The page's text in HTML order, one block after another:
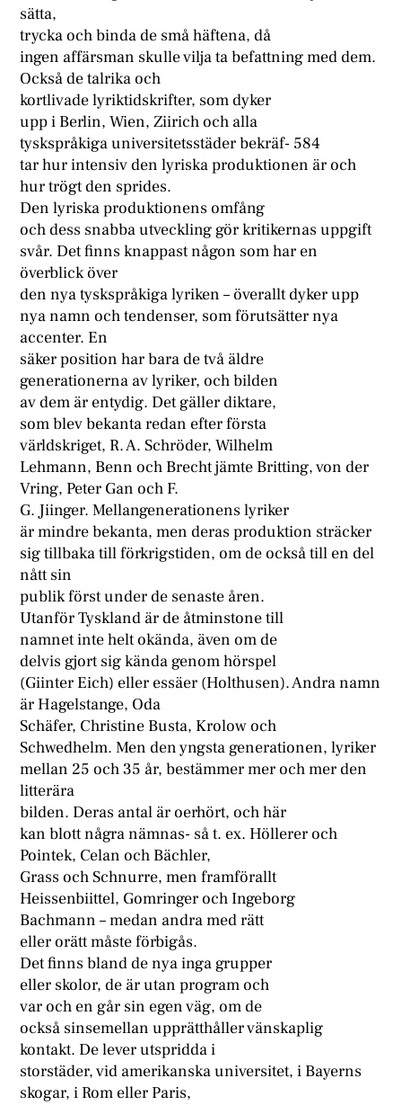
sätta,
trycka och binda de små häftena, då
ingen affärsman skulle vilja ta befattning med dem.
Också de talrika och
kortlivade lyriktidskrifter, som dyker
upp i Berlin, Wien, Ziirich och alla
tyskspråkiga universitetsstäder bekräf- 584
tar hur intensiv den lyriska produktionen är och
hur trögt den sprides.
Den lyriska produktionens omfång
och dess snabba utveckling gör kritikernas uppgift
svår. Det finns knappast någon som har en
överblick över
den nya tyskspråkiga lyriken – överallt dyker upp
nya namn och tendenser, som förutsätter nya
accenter. En
säker position har bara de två äldre
generationerna av lyriker, och bilden
av dem är entydig. Det gäller diktare,
som blev bekanta redan efter första
världskriget, R. A. Schröder, Wilhelm
Lehmann, Benn och Brecht jämte Britting, von der
Vring, Peter Gan och F.
G. Jiinger. Mellangenerationens lyriker
är mindre bekanta, men deras produktion sträcker
sig tillbaka till förkrigstiden, om de också till en del
nått sin
publik först under de senaste åren.
Utanför Tyskland är de åtminstone till
namnet inte helt okända, även om de
delvis gjort sig kända genom hörspel
(Giinter Eich) eller essäer (Holthusen). Andra namn
är Hagelstange, Oda
Schäfer, Christine Busta, Krolow och
Schwedhelm. Men den yngsta generationen, lyriker
mellan 25 och 35 år, bestämmer mer och mer den
litterära
bilden. Deras antal är oerhört, och här
kan blott några nämnas- så t. ex. Höllerer och
Pointek, Celan och Bächler,
Grass och Schnurre, men framförallt
Heissenbiittel, Gomringer och Ingeborg
Bachmann – medan andra med rätt
eller orätt måste förbigås.
Det finns bland de nya inga grupper
eller skolor, de är utan program och
var och en går sin egen väg, om de
också sinsemellan upprätthåller vänskaplig
kontakt. De lever utspridda i
storstäder, vid amerikanska universitet, i Bayerns
skogar, i Rom eller Paris,